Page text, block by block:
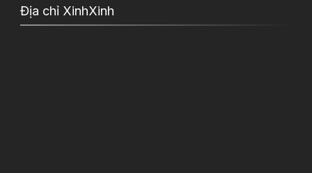
Địa chỉ XinhXinh